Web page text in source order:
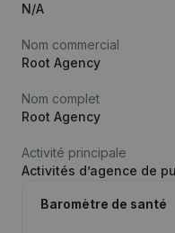
N/A
Nom commercial
Root Agency
Nom complet
Root Agency
Activité principale
Activités d’agence de
Baromètre de santé